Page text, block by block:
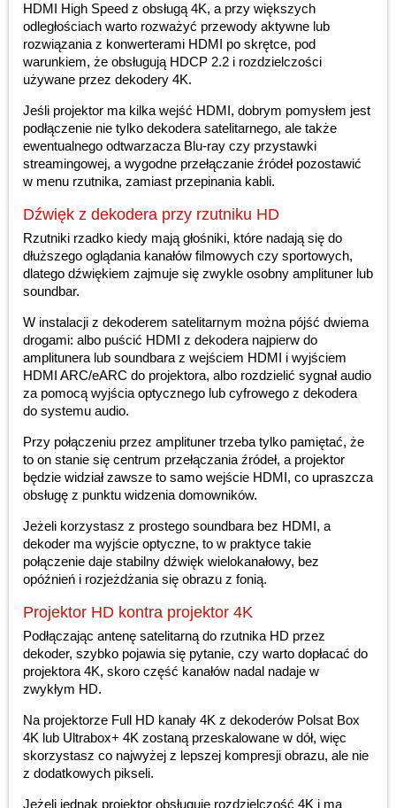
HDMI High Speed z obsługą 4K, a przy większych
odległościach warto rozważyć przewody aktywne lub
rozwiązania z konwerterami HDMI po skrętce, pod
warunkiem, że obsługują HDCP 2.2 i rozdzielczości
używane przez dekodery 4K.
Jeśli projektor ma kilka wejść HDMI, dobrym pomysłem jest
podłączenie nie tylko dekodera satelitarnego, ale także
ewentualnego odtwarzacza Blu-ray czy przystawki
streamingowej, a wygodne przełączanie źródeł pozostawić
w menu rzutnika, zamiast przepinania kabli.
Dźwięk z dekodera przy rzutniku HD
Rzutniki rzadko kiedy mają głośniki, które nadają się do
dłuższego oglądania kanałów filmowych czy sportowych,
dlatego dźwiękiem zajmuje się zwykle osobny amplituner lub
soundbar.
W instalacji z dekoderem satelitarnym można pójść dwiema
drogami: albo puścić HDMI z dekodera najpierw do
amplitunera lub soundbara z wejściem HDMI i wyjściem
HDMI ARC/eARC do projektora, albo rozdzielić sygnał audio
za pomocą wyjścia optycznego lub cyfrowego z dekodera
do systemu audio.
Przy połączeniu przez amplituner trzeba tylko pamiętać, że
to on stanie się centrum przełączania źródeł, a projektor
będzie widział zawsze to samo wejście HDMI, co upraszcza
obsługę z punktu widzenia domowników.
Jeżeli korzystasz z prostego soundbara bez HDMI, a
dekoder ma wyjście optyczne, to w praktyce takie
połączenie daje stabilny dźwięk wielokanałowy, bez
opóźnień i rozjeżdżania się obrazu z fonią.
Projektor HD kontra projektor 4K
Podłączając antenę satelitarną do rzutnika HD przez
dekoder, szybko pojawia się pytanie, czy warto dopłacać do
projektora 4K, skoro część kanałów nadal nadaje w
zwykłym HD.
Na projektorze Full HD kanały 4K z dekoderów Polsat Box
4K lub Ultrabox+ 4K zostaną przeskalowane w dół, więc
skorzystasz co najwyżej z lepszej kompresji obrazu, ale nie
z dodatkowych pikseli.
Jeżeli jednak projektor obsługuje rozdzielczość 4K i ma